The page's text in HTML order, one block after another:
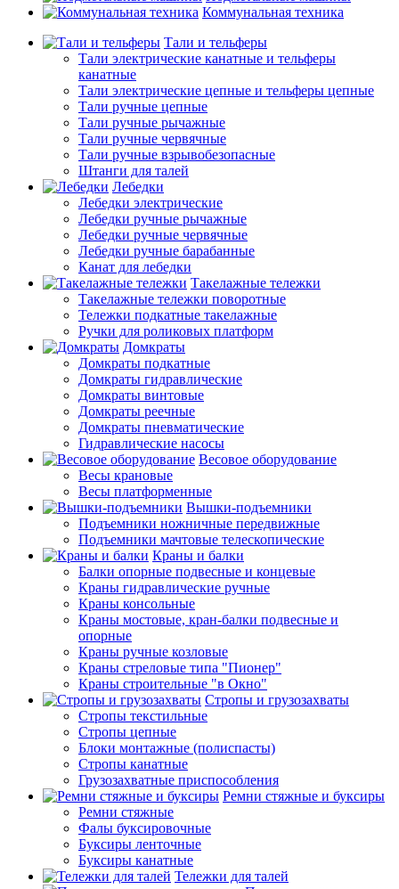
Коммунальная техника
Тали и тельферы
Тали электрические канатные и тельферы
канатные
Тали электрические цепные и тельферы цепные
Тали ручные цепные
Тали ручные рычажные
Тали ручные червячные
Тали ручные взрывобезопасные
Штанги для талей
Лебедки
Лебедки электрические
Лебедки ручные рычажные
Лебедки ручные червячные
Лебедки ручные барабанные
Канат для лебедки
Такелажные тележки
Такелажные тележки поворотные
Тележки подкатные такелажные
Ручки для роликовых платформ
Домкраты
Домкраты подкатные
Домкраты гидравлические
Домкраты винтовые
Домкраты реечные
Домкраты пневматические
Гидравлические насосы
Весовое оборудование
Весы крановые
Весы платформенные
Вышки-подъемники
Подъемники ножничные передвижные
Подъемники мачтовые телескопические
Краны и балки
Балки опорные подвесные и концевые
Краны гидравлические ручные
Краны консольные
Краны мостовые, кран-балки подвесные и
опорные
Краны ручные козловые
Краны стреловые типа "Пионер"
Краны строительные "в Окно"
Стропы и грузозахваты
Стропы текстильные
Стропы цепные
Блоки монтажные (полиспасты)
Стропы канатные
Грузозахватные приспособления
Ремни стяжные и буксиры
Ремни стяжные
Фалы буксировочные
Буксиры ленточные
Буксиры канатные
Тележки для талей